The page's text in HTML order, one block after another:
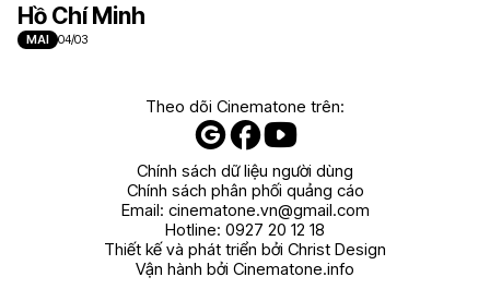
Hồ Chí Minh
MAI 04/03
Theo dõi Cinematone trên:
Chính sách dữ liệu người dùng
Chính sách phân phối quảng cáo
Email: cinematone.vn@gmail.com
Hotline: 0927 20 12 18
Thiết kế và phát triển bởi Christ Design
Vận hành bởi Cinematone.info